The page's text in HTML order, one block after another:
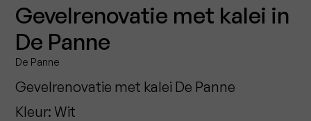
Gevelrenovatie met kalei in
De Panne
De Panne
Gevelrenovatie met kalei De Panne
Kleur: Wit